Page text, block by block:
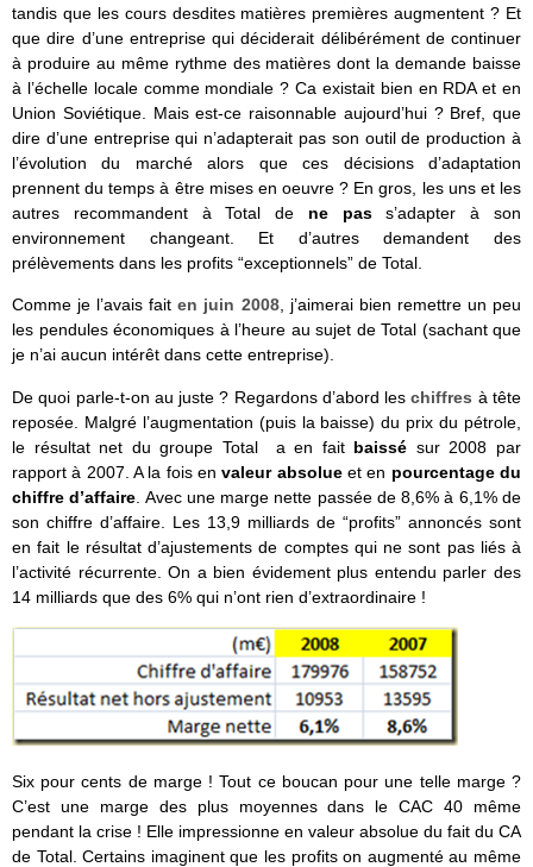
tandis que les cours desdites matières premières augmentent ? Et
que dire d’une entreprise qui déciderait délibérément de continuer
à produire au même rythme des matières dont la demande baisse
à l’échelle locale comme mondiale ? Ca existait bien en RDA et en
Union Soviétique. Mais est-ce raisonnable aujourd’hui ? Bref, que
dire d’une entreprise qui n’adapterait pas son outil de production à
l’évolution du marché alors que ces décisions d’adaptation
prennent du temps à être mises en oeuvre ? En gros, les uns et les
autres recommandent à Total de ne pass’adapter à son
environnement changeant. Et d’autres demandent des
prélèvements dans les profits “exceptionnels” de Total.
Comme je l’avais faiten juin 2008, j’aimerai bien remettre un peu
les pendules économiques à l’heure au sujet de Total (sachant que
je n’ai aucun intérêt dans cette entreprise).
De quoi parle-t-on au juste ? Regardons d’abord leschiffres à tête
reposée. Malgré l’augmentation (puis la baisse) du prix du pétrole,
le résultat net du groupe Total a en fait baissé sur 2008 par
rapport à 2007. A la fois envaleur absolueet en pourcentage du
chiffre d’affaire . Avec une marge nette passée de 8,6% à 6,1% de
son chiffre d’affaire. Les 13,9 milliards de “profits” annoncés sont
en fait le résultat d’ajustements de comptes qui ne sont pas liés à
l’activité récurrente. On a bien évidement plus entendu parler des
14 milliards que des 6% qui n’ont rien d’extraordinaire !
Six pour cents de marge ! Tout ce boucan pour une telle marge ?
C’est une marge des plus moyennes dans le CAC 40 même
pendant la crise ! Elle impressionne en valeur absolue du fait du CA
de Total. Certains imaginent que les profits on augmenté au même